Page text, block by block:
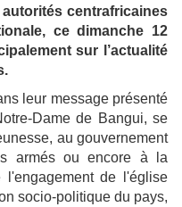
centrafricaines
ce dimanche 12
sur l’actualité
leur message présenté
Dame de Bangui, se
au gouvernement
armés ou encore à la
l'engagement de l'église
socio-politique du pays,